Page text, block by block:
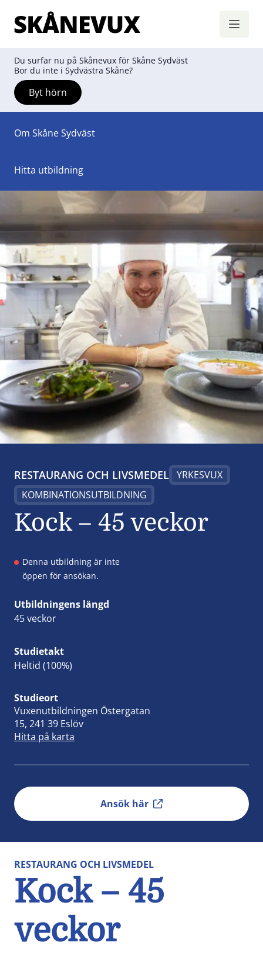
Skånevux
Du surfar nu på Skånevux för Skåne Sydväst
Bor du inte i Sydvästra Skåne?
Byt hörn
Om Skåne Sydväst
Hitta utbildning
RESTAURANG OCH LIVSMEDEL YRKESVUX
KOMBINATIONSUTBILDNING
Kock – 45 veckor
Denna utbildning är inte
öppen för ansökan.
Utbildningens längd
45 veckor
Studietakt
Heltid (100%)
Studieort
Vuxenutbildningen Östergatan
15, 241 39 Eslöv
Hitta på karta
Ansök här
RESTAURANG OCH LIVSMEDEL
Kock – 45
veckor